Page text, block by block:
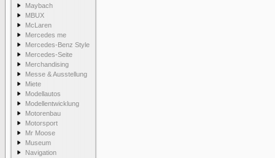
Maybach
MBUX
McLaren
Mercedes me
Mercedes-Benz Style
Mercedes-Seite
Merchandising
Messe & Ausstellung
Miete
Modellautos
Modellentwicklung
Motorenbau
Motorsport
Mr Moose
Museum
Navigation